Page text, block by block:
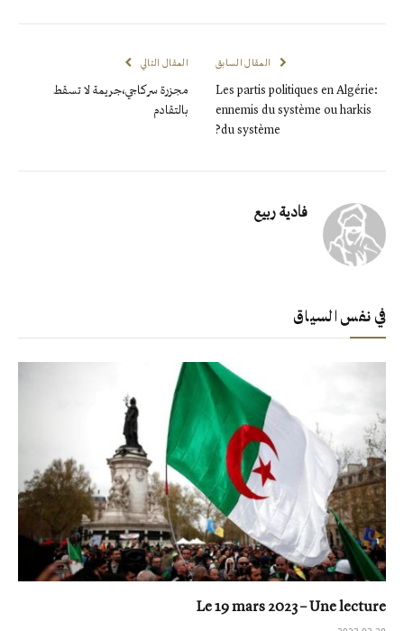
المقال السابق
Les partis politiques en Algérie:
ennemis du système ou harkis
du système?
المقال التالي
مجزرة سركاجي،جريمة لا تسقط
بالتقادم
فادية ربيع
في نفس السياق
Le 19 mars 2023 – Une lecture